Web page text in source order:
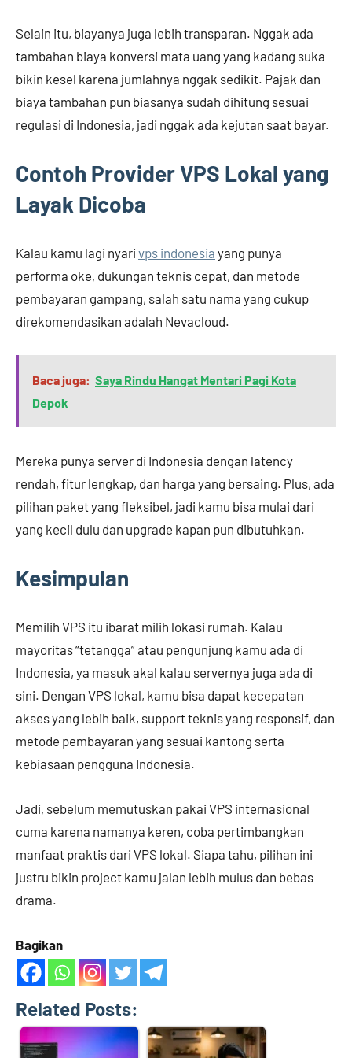
Selain itu, biayanya juga lebih transparan. Nggak ada
tambahan biaya konversi mata uang yang kadang suka
bikin kesel karena jumlahnya nggak sedikit. Pajak dan
biaya tambahan pun biasanya sudah dihitung sesuai
regulasi di Indonesia, jadi nggak ada kejutan saat bayar.
Contoh Provider VPS Lokal yang
Layak Dicoba
Kalau kamu lagi nyari vps indonesia yang punya
performa oke, dukungan teknis cepat, dan metode
pembayaran gampang, salah satu nama yang cukup
direkomendasikan adalah Nevacloud.
Baca juga: Saya Rindu Hangat Mentari Pagi Kota
Depok
Mereka punya server di Indonesia dengan latency
rendah, fitur lengkap, dan harga yang bersaing. Plus, ada
pilihan paket yang fleksibel, jadi kamu bisa mulai dari
yang kecil dulu dan upgrade kapan pun dibutuhkan.
Kesimpulan
Memilih VPS itu ibarat milih lokasi rumah. Kalau
mayoritas “tetangga” atau pengunjung kamu ada di
Indonesia, ya masuk akal kalau servernya juga ada di
sini. Dengan VPS lokal, kamu bisa dapat kecepatan
akses yang lebih baik, support teknis yang responsif, dan
metode pembayaran yang sesuai kantong serta
kebiasaan pengguna Indonesia.
Jadi, sebelum memutuskan pakai VPS internasional
cuma karena namanya keren, coba pertimbangkan
manfaat praktis dari VPS lokal. Siapa tahu, pilihan ini
justru bikin project kamu jalan lebih mulus dan bebas
drama.
Bagikan
Related Posts: